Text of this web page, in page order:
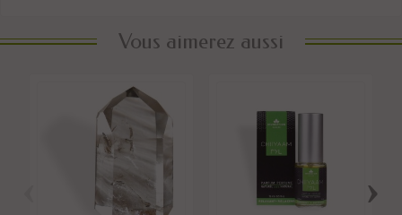
Vous aimerez aussi
›